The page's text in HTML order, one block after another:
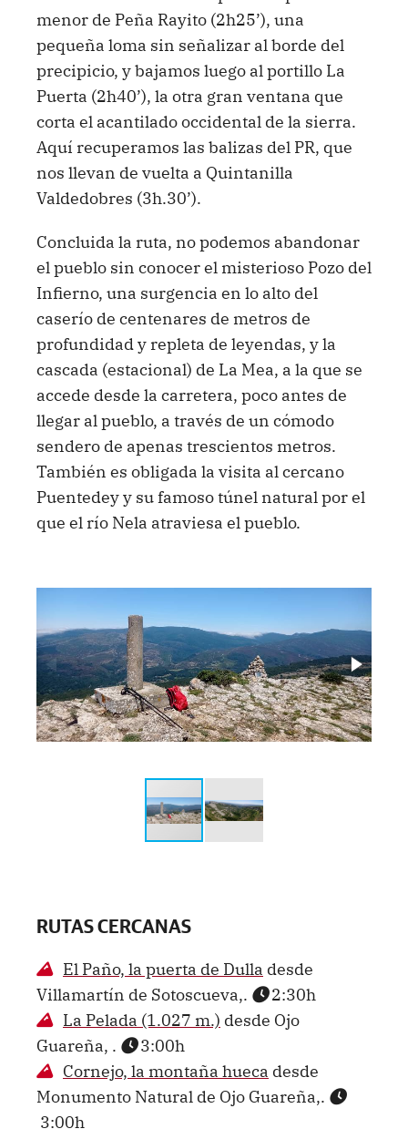
menor de Peña Rayito (2h25’), una
pequeña loma sin señalizar al borde del
precipicio, y bajamos luego al portillo La
Puerta (2h40’), la otra gran ventana que
corta el acantilado occidental de la sierra.
Aquí recuperamos las balizas del PR, que
nos llevan de vuelta a Quintanilla
Valdedobres (3h.30’).
Concluida la ruta, no podemos abandonar
el pueblo sin conocer el misterioso Pozo del
Infierno, una surgencia en lo alto del
caserío de centenares de metros de
profundidad y repleta de leyendas, y la
cascada (estacional) de La Mea, a la que se
accede desde la carretera, poco antes de
llegar al pueblo, a través de un cómodo
sendero de apenas trescientos metros.
También es obligada la visita al cercano
Puentedey y su famoso túnel natural por el
que el río Nela atraviesa el pueblo.
RUTAS CERCANAS
El Paño, la puerta de Dulla desde
Villamartín de Sotoscueva,.
2:30h
La Pelada (1.027 m.) desde Ojo
Guareña, .
3:00h
Cornejo, la montaña hueca desde
Monumento Natural de Ojo Guareña,.
3:00h